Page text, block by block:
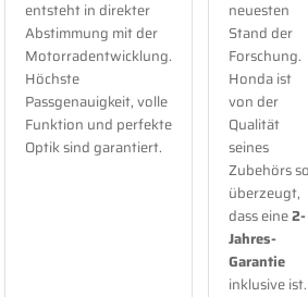
entsteht in direkter
Abstimmung mit der
Motorradentwicklung.
Höchste
Passgenauigkeit, volle
Funktion und perfekte
Optik sind garantiert.
neuesten
Stand der
Forschung.
Honda ist
von der
Qualität
seines
Zubehörs
überzeugt,
dass eine2-
Jahres-
Garantie
inklusive ist.